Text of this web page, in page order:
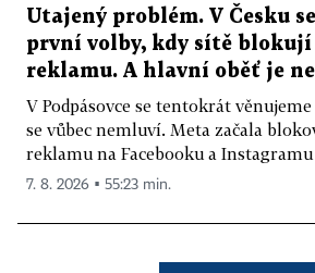
Utajený problém. V Česku
první volby, kdy sítě
reklamu. A hlavní oběť je
V Podpásovce se tentokrát
se vůbec nemluví. Meta začala
reklamu na Facebooku a Instagramu
7. 8. 2026 ▪ 55:23 min.